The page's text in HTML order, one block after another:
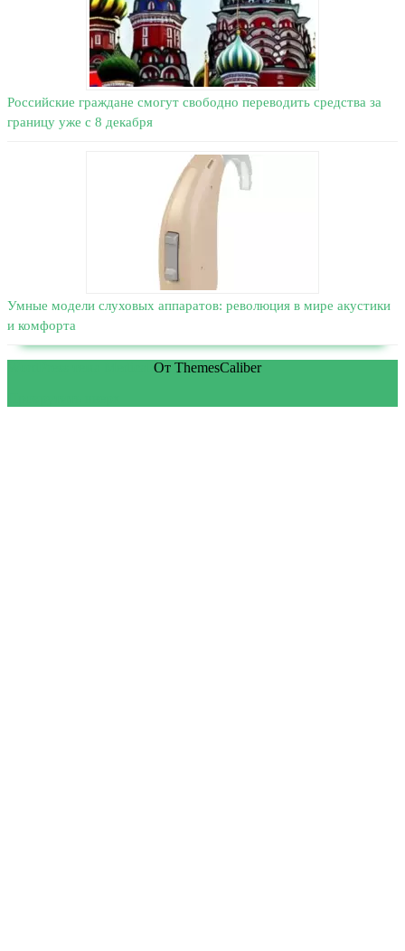
Российские граждане смогут свободно переводить средства за
границу уже с 8 декабря
Умные модели слуховых аппаратов: революция в мире акустики
и комфорта
От ThemesCaliber